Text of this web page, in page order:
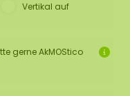
Vertikal auf
gerne AkMOStico